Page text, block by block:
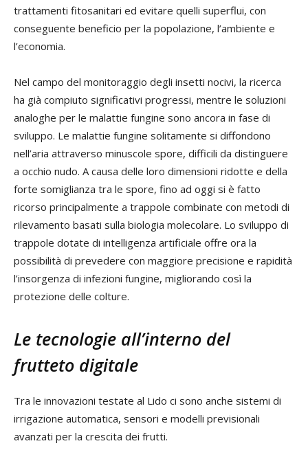
trattamenti fitosanitari ed evitare quelli superflui, con
conseguente beneficio per la popolazione, l’ambiente e
l’economia.
Nel campo del monitoraggio degli insetti nocivi, la ricerca
ha già compiuto significativi progressi, mentre le soluzioni
analoghe per le malattie fungine sono ancora in fase di
sviluppo. Le malattie fungine solitamente si diffondono
nell’aria attraverso minuscole spore, difficili da distinguere
a occhio nudo. A causa delle loro dimensioni ridotte e della
forte somiglianza tra le spore, fino ad oggi si è fatto
ricorso principalmente a trappole combinate con metodi di
rilevamento basati sulla biologia molecolare. Lo sviluppo di
trappole dotate di intelligenza artificiale offre ora la
possibilità di prevedere con maggiore precisione e rapidità
l’insorgenza di infezioni fungine, migliorando così la
protezione delle colture.
Le tecnologie all’interno del
frutteto digitale
Tra le innovazioni testate al Lido ci sono anche sistemi di
irrigazione automatica, sensori e modelli previsionali
avanzati per la crescita dei frutti.